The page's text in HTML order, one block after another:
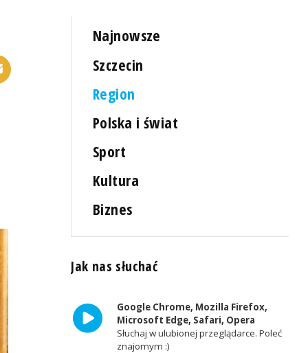
Najnowsze
Szczecin
Region
Polska i świat
Sport
Kultura
Biznes
Jak nas słuchać
Google Chrome, Mozilla Firefox,
Microsoft Edge, Safari, Opera
Słuchaj w ulubionej przeglądarce. Poleć
znajomym :)